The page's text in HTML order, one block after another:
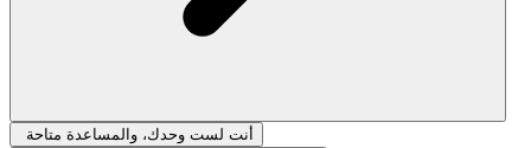
أنت لست وحدك، والمساعدة متاحة